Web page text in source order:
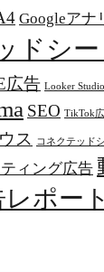
Googleアナ
ドシー
広告 Looker Studio
SEO TikTok
ス コネクテッド
ティング広告
レポー